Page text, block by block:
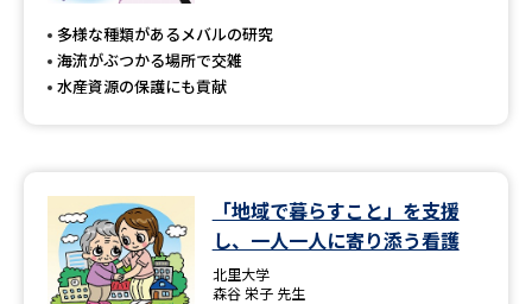
留学・進学関連、塾・予備校
高等学校（情報）教員資格認定
多様な種類があるメバルの研究
海流がぶつかる場所で交雑
水産資源の保護にも貢献
「地域で暮らすこと」を支援
し、一人一人に寄り添う看護
北里大学
森谷 栄子 先生